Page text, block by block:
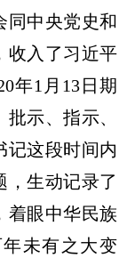
同中央党史和
收入了习近平
年1月13日期
示、指示、
记这段时间内
，生动记录了
着眼中华民族
未有之大变